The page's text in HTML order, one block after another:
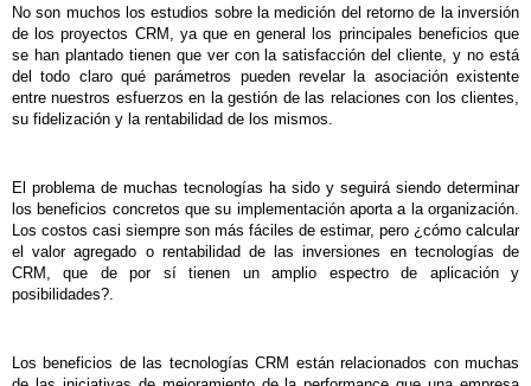
No son muchos los estudios sobre la medición del retorno de la inversión
de los proyectos CRM, ya que en general los principales beneficios que
se han plantado tienen que ver con la satisfacción del cliente, y no está
del todo claro qué parámetros pueden revelar la asociación existente
entre nuestros esfuerzos en la gestión de las relaciones con los clientes,
su fidelización y la rentabilidad de los mismos.
El problema de muchas tecnologías ha sido y seguirá siendo determinar
los beneficios concretos que su implementación aporta a la organización.
Los costos casi siempre son más fáciles de estimar, pero ¿cómo calcular
el valor agregado o rentabilidad de las inversiones en tecnologías de
CRM, que de por sí tienen un amplio espectro de aplicación y
posibilidades?.
Los beneficios de las tecnologías CRM están relacionados con muchas